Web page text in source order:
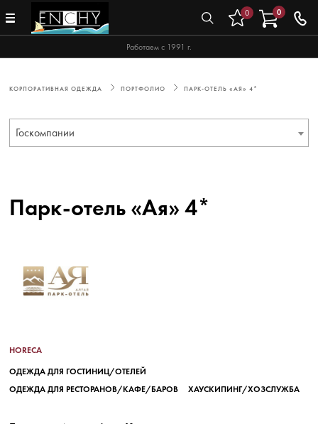
Работаем с 1991 г.
0 0
КОРПОРАТИВНАЯ ОДЕЖДА ПОРТФОЛИО ПАРК-ОТЕЛЬ «АЯ» 4*
Госкомпании
Парк-отель «Ая» 4*
HORECA
ОДЕЖДА ДЛЯ ГОСТИНИЦ/ОТЕЛЕЙ
ОДЕЖДА ДЛЯ РЕСТОРАНОВ/КАФЕ/БАРОВ
ХАУСКИПИНГ/ХОЗСЛУЖБА